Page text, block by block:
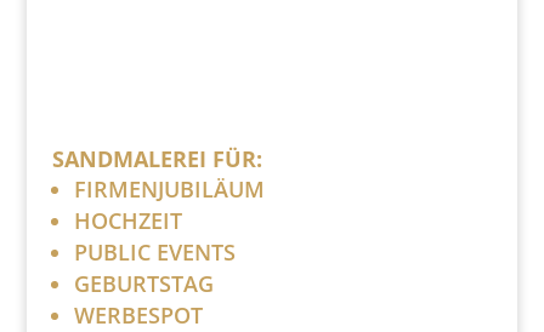
SANDMALEREI FÜR:
FIRMENJUBILÄUM
HOCHZEIT
PUBLIC EVENTS
GEBURTSTAG
WERBESPOT